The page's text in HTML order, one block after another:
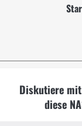
Diskutiere
diese